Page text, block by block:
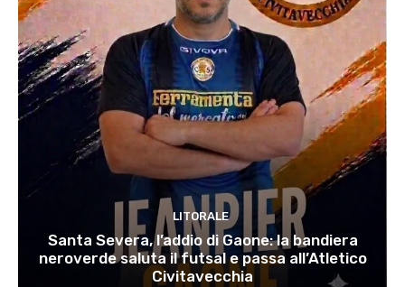
LITORALE
Santa Severa, l’addio di Gaone: la bandiera
neroverde saluta il futsal e passa all’Atletico
Civitavecchia